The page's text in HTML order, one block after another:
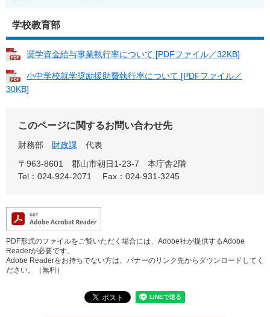
学校教育部
奨学資金給与事業執行率について [PDFファイル／32KB]
小中学校就学奨励援助費執行率について [PDFファイル／
30KB]
このページに関するお問い合わせ先
財務部 財政課
代表
〒963-8601
郡山市朝日1-23-7 本庁舎2階
Tel：024-924-2071
Fax：024-931-3245
PDF形式のファイルをご覧いただく場合には、Adobe社が提供するAdobe
Readerが必要です。
Adobe Readerをお持ちでない方は、バナーのリンク先からダウンロードしてく
ださい。（無料）